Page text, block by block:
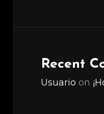
Recent
Usuario on